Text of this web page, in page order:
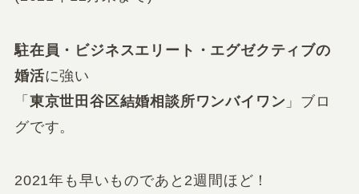
駐在員・ビジネスエリート・エグゼクティブの
婚活に強い
「 東京世田谷区結婚相談所ワンバイワン 」ブロ
グです。
2021年も早いものであと2週間ほど！